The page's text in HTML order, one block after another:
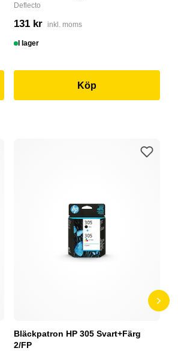
Deflecto
131 kr inkl. moms
I lager
Köp
Bläckpatron HP 305 Svart+Färg
2/FP